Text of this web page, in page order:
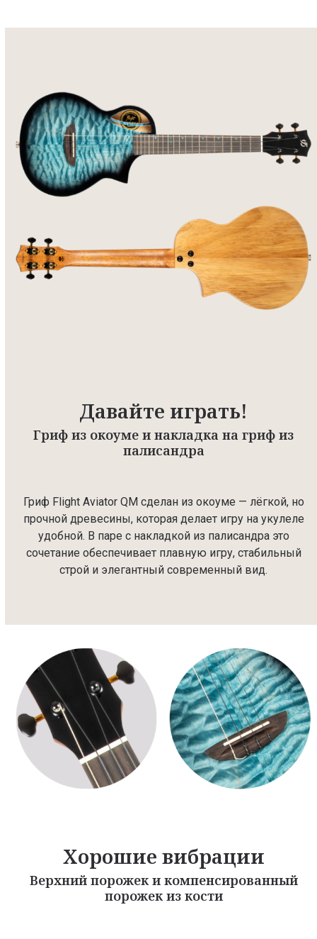
Давайте играть!
Гриф из окоуме и накладка на гриф из
палисандра
Гриф Flight Aviator QM сделан из окоуме — лёгкой, но
прочной древесины, которая делает игру на укулеле
удобной. В паре с накладкой из палисандра это
сочетание обеспечивает плавную игру, стабильный
строй и элегантный современный вид.
Хорошие вибрации
Верхний порожек и компенсированный
порожек из кости